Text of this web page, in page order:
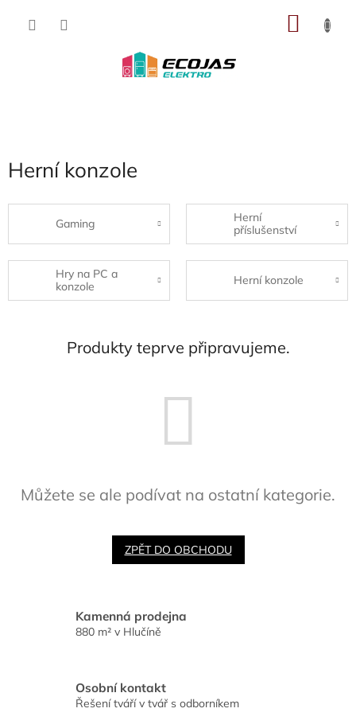
Herní konzole
Gaming
Herní
příslušenství
Hry na PC a
konzole
Herní konzole
Produkty teprve připravujeme.
Můžete se ale podívat na ostatní kategorie.
ZPĚT DO OBCHODU
Kamenná prodejna
880 m² v Hlučíně
Osobní kontakt
Řešení tváří v tvář s odborníkem